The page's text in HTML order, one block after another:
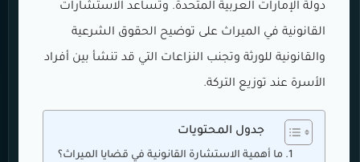
دولة الإمارات العربية المتحدة. وتساعد الاستشارات
القانونية في الميراث على توضيح الحقوق الشرعية
والقانونية للورثة وتجنب النزاعات التي قد تنشأ بين أفراد
الأسرة عند توزيع التركة.
جدول المحتويات
ما أهمية الاستشارة القانونية في قضايا الميراث؟